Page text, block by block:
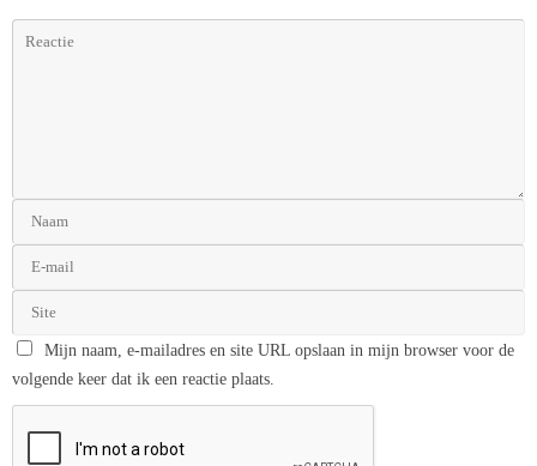
Mijn naam, e-mailadres en site URL opslaan in mijn browser voor de
volgende keer dat ik een reactie plaats.